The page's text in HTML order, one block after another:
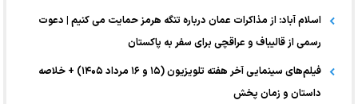
اسلام آباد: از مذاکرات عمان درباره تنگه هرمز حمایت می کنیم | دعوت
رسمی از قالیباف و عراقچی برای سفر به پاکستان
فیلم‌های سینمایی آخر هفته تلویزیون (۱۵ و ۱۶ مرداد ۱۴۰۵) + خلاصه
داستان و زمان پخش